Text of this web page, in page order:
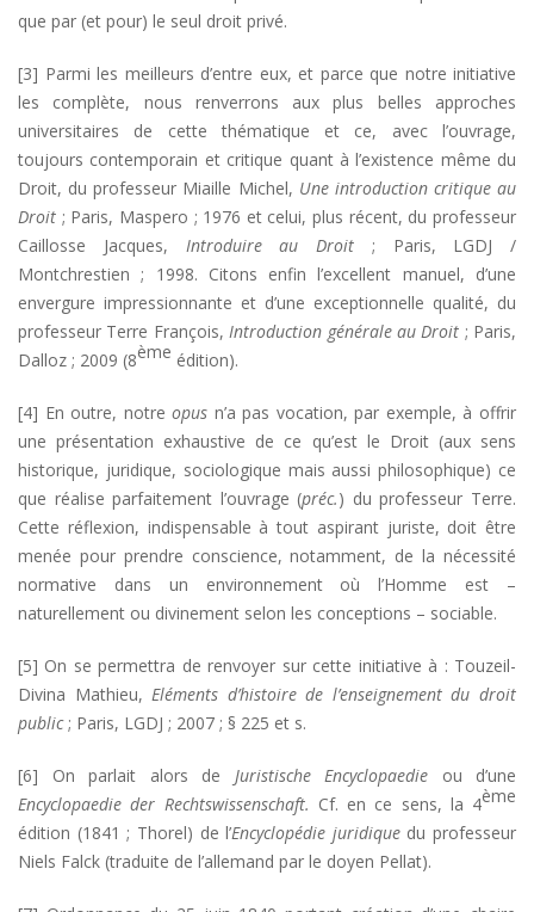
que par (et pour) le seul droit privé.
[3] Parmi les meilleurs d’entre eux, et parce que notre initiative
les complète, nous renverrons aux plus belles approches
universitaires de cette thématique et ce, avec l’ouvrage,
toujours contemporain et critique quant à l’existence même du
Droit, du professeur Miaille Michel, Une introduction critique au
Droit ; Paris, Maspero ; 1976 et celui, plus récent, du professeur
Caillosse Jacques, Introduire au Droit ; Paris, LGDJ /
Montchrestien ; 1998. Citons enfin l’excellent manuel, d’une
envergure impressionnante et d’une exceptionnelle qualité, du
professeur Terre François,Introduction générale au Droit ; Paris,
Dalloz ; 2009 (8ème édition).
[4] En outre, notreopus n’a pas vocation, par exemple, à offrir
une présentation exhaustive de ce qu’est le Droit (aux sens
historique, juridique, sociologique mais aussi philosophique) ce
que réalise parfaitement l’ouvrage (préc.) du professeur Terre.
Cette réflexion, indispensable à tout aspirant juriste, doit être
menée pour prendre conscience, notamment, de la nécessité
normative dans un environnement où l’Homme est –
naturellement ou divinement selon les conceptions – sociable.
[5] On se permettra de renvoyer sur cette initiative à : Touzeil-
Divina Mathieu,Eléments d’histoire de l’enseignement du droit
public; Paris, LGDJ ; 2007 ; § 225 et s.
[6] On parlait alors de Juristische Encyclopaedie ou d’une
Encyclopaedie der Rechtswissenschaft. Cf. en ce sens, la 4ème
édition (1841 ; Thorel) de l’Encyclopédie juridique du professeur
Niels Falck (traduite de l’allemand par le doyen Pellat).